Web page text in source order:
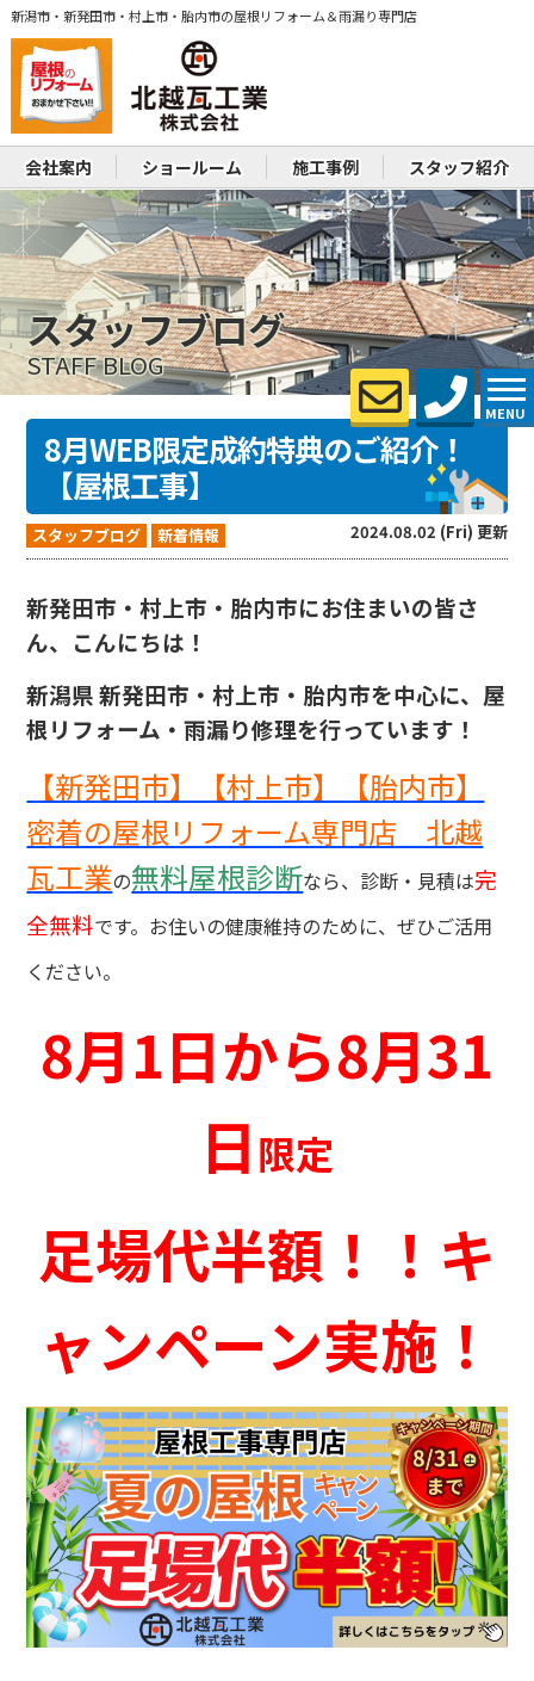
新潟市・新発田市・村上市・胎内市の屋根リフォーム＆雨漏り専門店
MENU
会社案内 ショールーム 施工事例 スタッフ紹介
スタッフブログ
STAFF BLOG
8月WEB限定成約特典のご紹介！
【屋根工事】
スタッフブログ 新着情報 2024.08.02 (Fri) 更新
新発田市・村上市・胎内市にお住まいの皆さ
ん、こんにちは！
新潟県新発田市・村上市・胎内市を中心に、屋
根リフォーム・雨漏り修理を行っています！
【新発田市】【村上市】【胎内市】
密着の屋根リフォーム専門店 北越
瓦工業の無料屋根診断なら、診断・見積は完
全無料です。お住いの健康維持のために、ぜひご活用
ください。
8月1日から8月31
日限定
足場代半額！！キ
ャンペーン実施！